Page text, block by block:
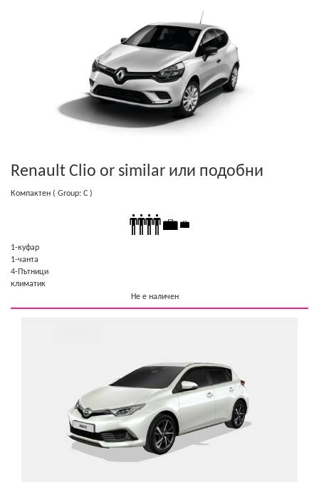
Renault Clio or similar или подобни
Компактен ( Group: C )
1-куфар
1-чанта
4-Пътници
климатик
Не е наличен